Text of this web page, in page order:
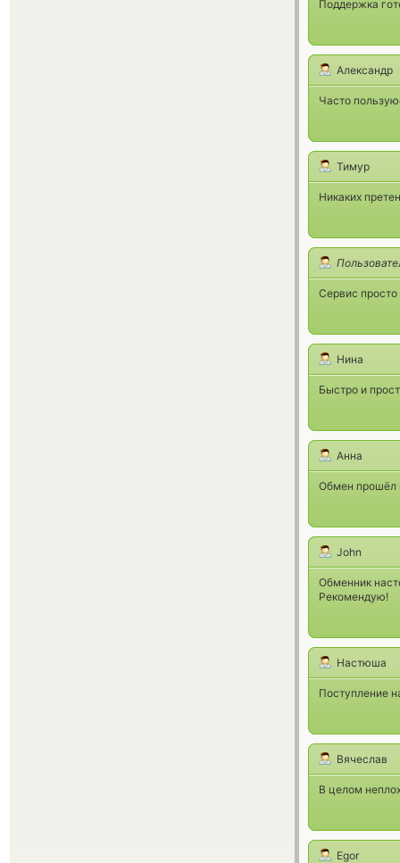
Поддержка
Александр
Часто
Тимур
Никаких
Сервис
Нина
Быстро и
Анна
Обмен прошёл
John
Обменник
Рекомендую!
Настюша
Поступление
Вячеслав
В целом
Egor